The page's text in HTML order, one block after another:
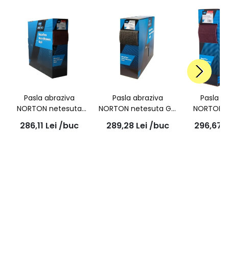
Pasla abraziva
NORTON netesuta
rosie pretaiata Bear-
tex F4807 Standard
286,11 Lei /buc
Pasla abraziva
NORTON netesuta Gri,
pretaiata Bear-tex
Ultra Fine 115mmx10m
289,28 Lei /buc
Pasla
Standard
296,67